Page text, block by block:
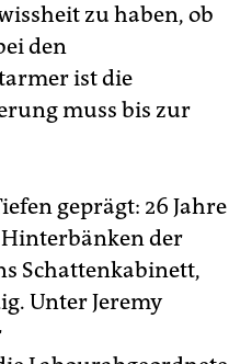
zu haben, ob
den
ist die
muss bis zur
geprägt: 26 Jahre
der
Schattenkabinett,
Unter Jeremy